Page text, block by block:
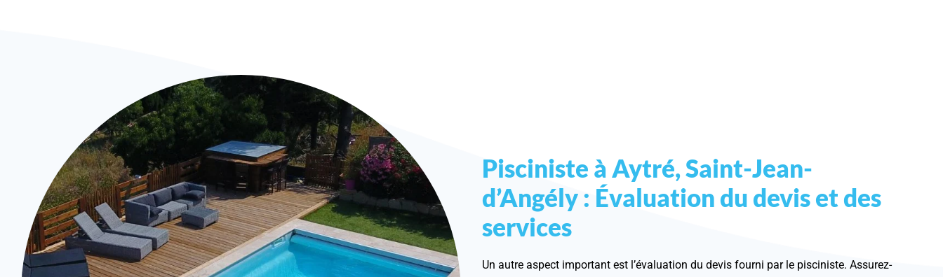
Pisciniste à Aytré, Saint-Jean-
d’Angély : Évaluation du devis et des
services
Un autre aspect important est l’évaluation du devis fourni par le pisciniste. Assurez-